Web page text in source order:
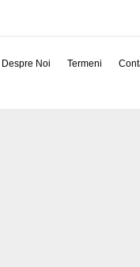
Despre Noi Termeni